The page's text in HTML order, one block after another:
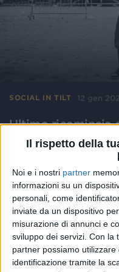
Il rispetto della
Noi e i nostri partner
informazioni su un
personali, come
inviate da un dispositivo
misurazione di annunci e
sviluppo dei servizi. Con la
partner possiamo
identificazione tramite la
SOCIAL IN TILT 12 gen
Ultimo ricomincia
Sanremo dà il
Ecco l’annuncio che
con i brani nuovi
diAndrea Daz